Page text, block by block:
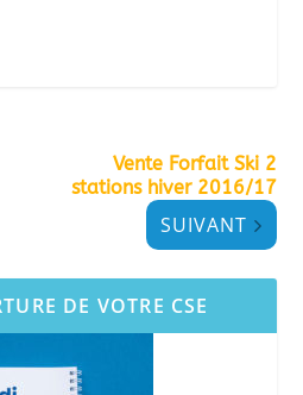
Vente Forfait Ski 2
stations hiver 2016/17
SUIVANT
DE VOTRE CSE